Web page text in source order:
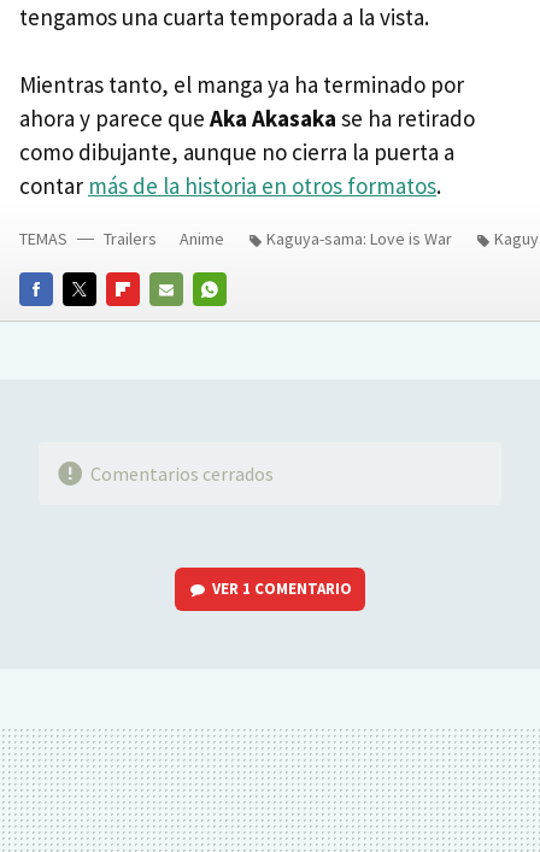
tengamos una cuarta temporada a la vista.
Mientras tanto, el manga ya ha terminado por
ahora y parece que Aka Akasaka se ha retirado
como dibujante, aunque no cierra la puerta a
contar más de la historia en otros formatos.
FACEBOOKTWITTERFLIPBOARD
E-
WHATSAPP
TEMAS Trailers Anime Kaguya-sama: Love is War
Comentarios cerrados
VER 1 COMENTARIO